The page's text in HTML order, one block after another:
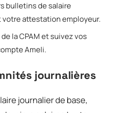
bulletins de salaire
attestation employeur.
la CPAM et suivez vos
Ameli.
journalières
journalier de base,